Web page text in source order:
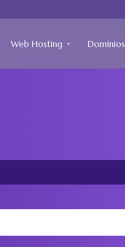
Web Hosting Dominios